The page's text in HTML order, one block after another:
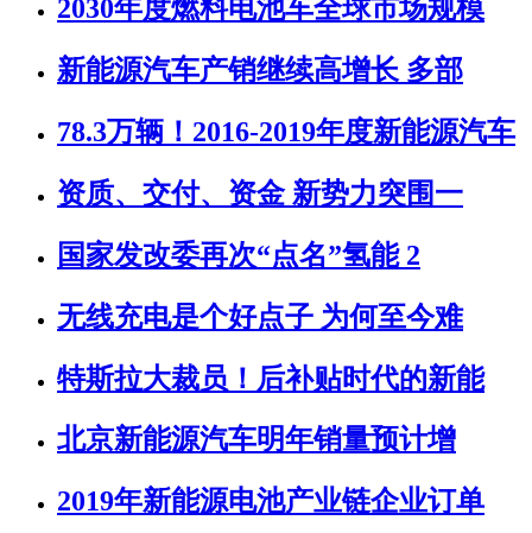
2030年度燃料电池车全球市场规模
新能源汽车产销继续高增长 多部
78.3万辆！2016-2019年度新能源汽车
资质、交付、资金 新势力突围一
国家发改委再次“点名”氢能 2
无线充电是个好点子 为何至今难
特斯拉大裁员！后补贴时代的新能
北京新能源汽车明年销量预计增
2019年新能源电池产业链企业订单